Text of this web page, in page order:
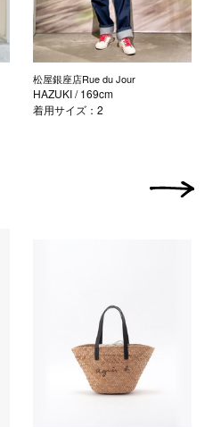
松屋銀座店Rue du Jour
HAZUKI/ 169cm
着用サイズ：2
次の画像